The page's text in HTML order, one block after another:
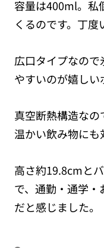
容量は400ml。私
くるのです。丁度
広口タイプなの
やすいのが嬉しい
真空断熱構造なの
温かい飲み物にも
高さ約19.8cmと
で、通勤・通学・
だと感じました。